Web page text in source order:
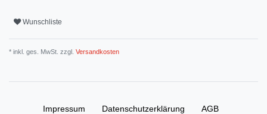
Wunschliste
* inkl. ges. MwSt. zzgl. Versandkosten
Impressum Daten­schutz­erklärung AGB